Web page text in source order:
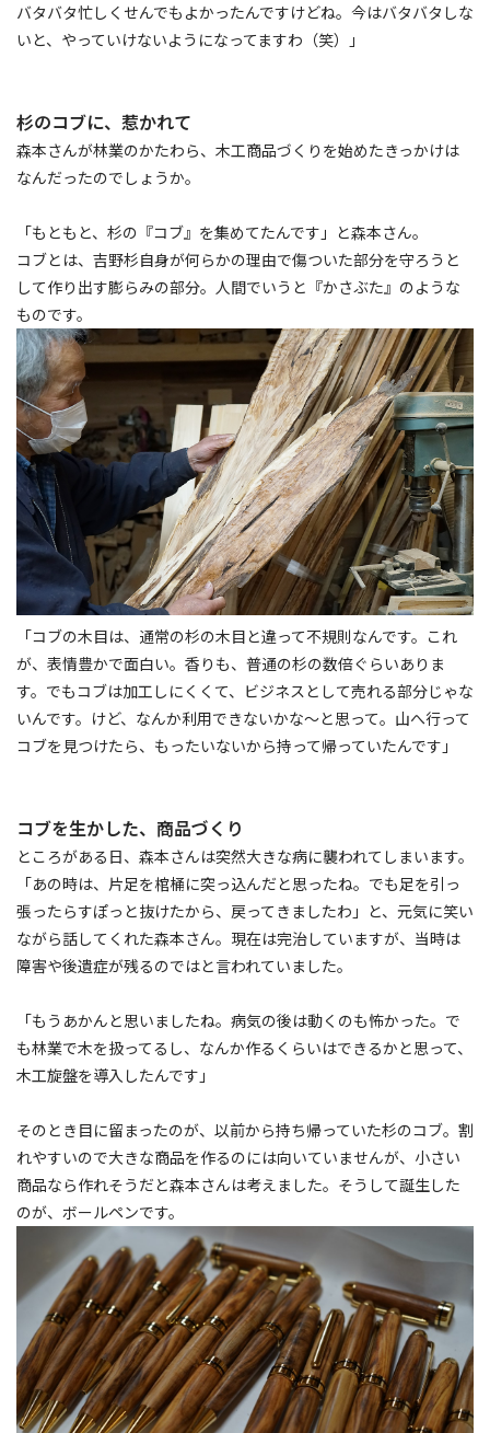
バタバタ忙しくせんでもよかったんですけどね。今はバタバタしな
いと、やっていけないようになってますわ（笑）」
杉のコブに、惹かれて
森本さんが林業のかたわら、木工商品づくりを始めたきっかけは
なんだったのでしょうか。
「もともと、杉の『コブ』を集めてたんです」と森本さん。
コブとは、吉野杉自身が何らかの理由で傷ついた部分を守ろうと
して作り出す膨らみの部分。人間でいうと『かさぶた』のような
ものです。
「コブの木目は、通常の杉の木目と違って不規則なんです。これ
が、表情豊かで面白い。香りも、普通の杉の数倍ぐらいありま
す。でもコブは加工しにくくて、ビジネスとして売れる部分じゃな
いんです。けど、なんか利用できないかな～と思って。山へ行って
コブを見つけたら、もったいないから持って帰っていたんです」
コブを生かした、商品づくり
ところがある日、森本さんは突然大きな病に襲われてしまいます。
「あの時は、片足を棺桶に突っ込んだと思ったね。でも足を引っ
張ったらすぽっと抜けたから、戻ってきましたわ」と、元気に笑い
ながら話してくれた森本さん。現在は完治していますが、当時は
障害や後遺症が残るのではと言われていました。
「もうあかんと思いましたね。病気の後は動くのも怖かった。で
も林業で木を扱ってるし、なんか作るくらいはできるかと思って、
木工旋盤を導入したんです」
そのとき目に留まったのが、以前から持ち帰っていた杉のコブ。割
れやすいので大きな商品を作るのには向いていませんが、小さい
商品なら作れそうだと森本さんは考えました。そうして誕生した
のが、ボールペンです。